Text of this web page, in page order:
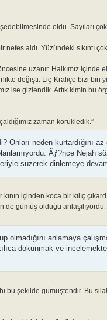
oldu. Sayıları
aldı. Yüzündeki sıkıntı
uzanır. Halkımız
değişti. Liç-Kraliçe bizi bin
ise gizlendik. Artık kimin bu
zaman körükledik.”
Onları neden kurtardığını
Ãƒ?nce Nejah
süzerek dinlemeye
içinden koca bir kılıç
de gümüş olduğu
olmadığını anlamaya
dokunmak ve
bu şekilde gümüştendir. Bu